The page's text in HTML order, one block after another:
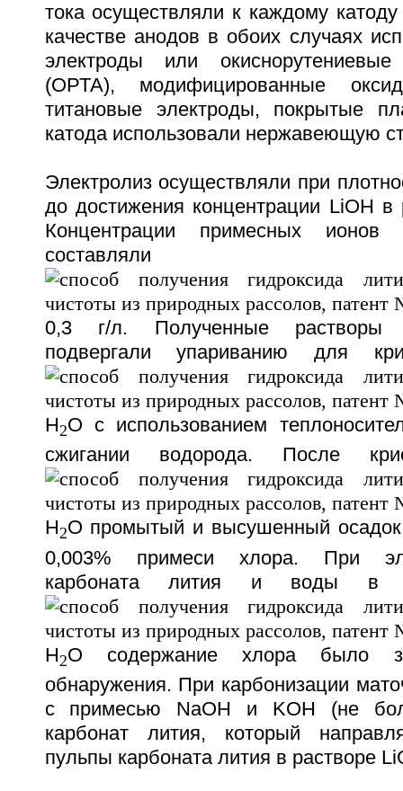
тока осуществляли к каждому
качестве анодов в обоих случаях
электроды или
(ОРТА), модифицированные
титановые электроды, покрытые
катода использовали нержавеющую
Электролиз осуществляли при
до достижения концентрации LiOH в
Концентрации примесных
составляли
0,3 г/л. Полученные растворы
подвергали упариванию для
H2O с использованием
сжигании водорода. После
H 2O промытый и высушенный
0,003% примеси хлора. При
карбоната лития и воды в
H2O содержание хлора было
обнаружения. При карбонизации
с примесью NaOH и KOH (не
карбонат лития, который
пульпы карбоната лития в растворе